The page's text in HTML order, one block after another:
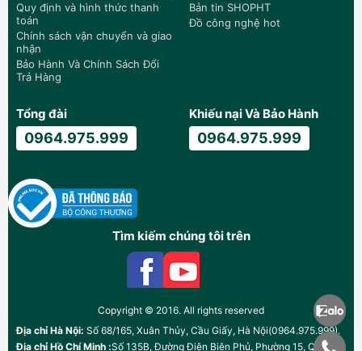
Quy định và hình thức thanh
toán
Chính sách vận chuyển và giao
nhận
Bảo Hành Và Chính Sách Đổi
Trả Hàng
Bản tin SHOPHT
Đồ công nghệ hot
Tổng đài
0964.975.999
Khiếu nại Và Bảo Hành
0964.975.999
Tìm kiếm chúng tôi trên
Copyright © 2016. All rights reserved
Địa chỉ Hà Nội: Số 68/165, Xuân Thủy, Cầu Giấy, Hà Nội(0964.975.999).
Địa chỉ Hồ Chí Minh :Số 135B, Đường Điện Biên Phủ, Phường 15, Quận